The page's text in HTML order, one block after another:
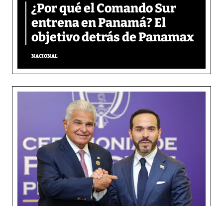
¿Por qué el Comando Sur
entrena en Panamá? El
objetivo detrás de Panamax
NACIONAL